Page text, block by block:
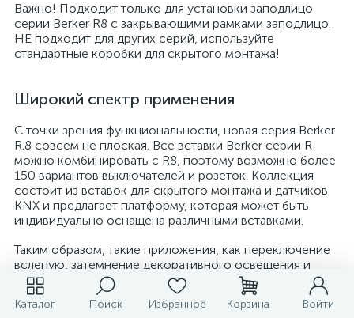
Каталог Поиск Избранное Корзина Войти
Важно! Подходит только для установки заподлицо
серии Berker R8 с закрывающими рамками заподлицо.
НЕ подходит для других серий, используйте
стандартные коробки для скрытого монтажа!
Широкий спектр применения
С точки зрения функциональности, новая серия Berker
R.8 совсем не плоская. Все вставки Berker серии R
можно комбинировать с R8, поэтому возможно более
150 вариантов выключателей и розеток. Коллекция
состоит из вставок для скрытого монтажа и датчиков
KNX и предлагает платформу, которая может быть
индивидуально оснащена различными вставками.
Таким образом, такие приложения, как переключение
вслепую, затемнение декоративного освещения и
обнаружение движения, очень легко интегрировать в
ваше распределительное устройство. Но также
установка USB-разъема или настенной розетки RJ45 -